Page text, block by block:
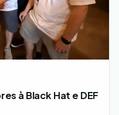
à Black Hat e DEF